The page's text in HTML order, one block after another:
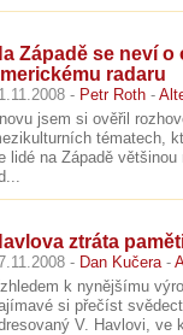
Západě se neví
radaru
- Petr Roth -
jsem si ověřil
tématech,
lidé na Západě
ztráta
- Dan Kučera-
k nynějšímu
si přečíst
V. Havlovi, ve